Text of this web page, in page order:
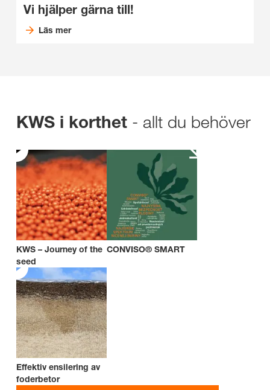
Vi hjälper gärna till!
Läs mer
KWS i korthet - allt du behöver
KWS – Journey of the
seed
CONVISO® SMART
Effektiv ensilering av
foderbetor